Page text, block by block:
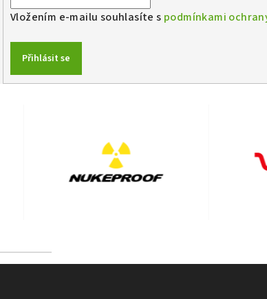
Vložením e-mailu souhlasíte s podmínkami
Přihlásit se